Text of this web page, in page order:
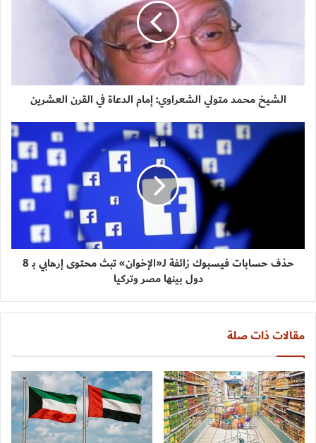
الشيخ محمد متولي الشعراوي: إمام الدعاة في القرن العشرين
حذف حسابات فيسبوك زائفة لـ«الإخوان» تبث محتوى إرهابي بـ 8
دول بينها مصر وتركيا
مقالات ذات صلة